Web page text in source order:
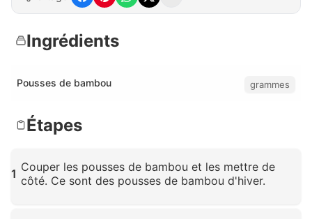
Ingrédients
Pousses de bambou grammes
Étapes
1 Couper les pousses de bambou et les mettre de
côté. Ce sont des pousses de bambou d'hiver.